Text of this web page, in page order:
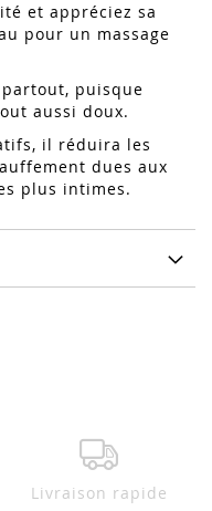
et appréciez sa
pour un massage
puisque
aussi doux.
il réduira les
dues aux
plus intimes.
Livraison rapide